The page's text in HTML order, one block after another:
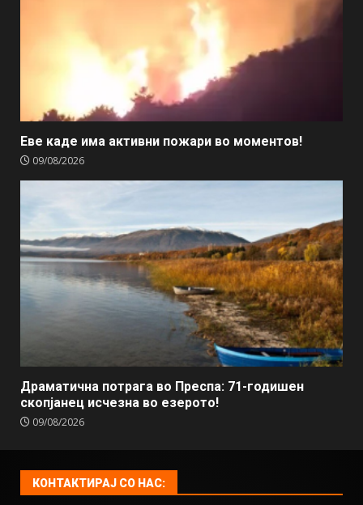
Еве каде има активни пожари во моментов!
09/08/2026
Драматична потрага во Преспа: 71-годишен
скопјанец исчезна во езерото!
09/08/2026
КОНТАКТИРАЈ СО НАС: